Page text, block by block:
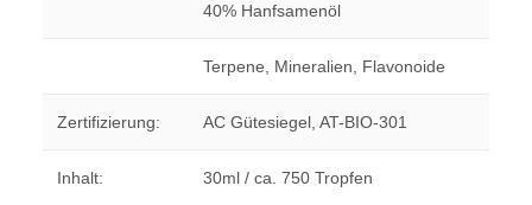
40% Hanfsamenöl
Terpene, Mineralien, Flavonoide
Zertifizierung: AC Gütesiegel, AT-BIO-301
Inhalt: 30ml / ca. 750 Tropfen